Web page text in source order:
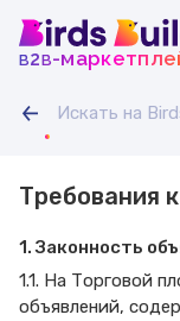
b2b-
Требования
1. Законность
1.1. На Торговой
объявлений,